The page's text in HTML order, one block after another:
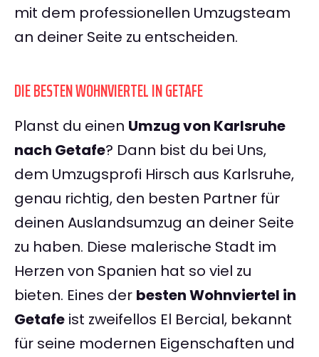
mit dem professionellen Umzugsteam
an deiner Seite zu entscheiden.
DIE BESTEN WOHNVIERTEL IN GETAFE
Planst du einen Umzug von Karlsruhe
nach Getafe? Dann bist du bei Uns,
dem Umzugsprofi Hirsch aus Karlsruhe,
genau richtig, den besten Partner für
deinen Auslandsumzug an deiner Seite
zu haben. Diese malerische Stadt im
Herzen von Spanien hat so viel zu
bieten. Eines der besten Wohnviertel in
Getafe ist zweifellos El Bercial, bekannt
für seine modernen Eigenschaften und